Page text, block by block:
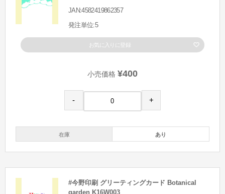
JAN:4582419862357
発注単位:5
お気に入りに登録
小売価格 ¥400
- +
在庫 あり
#今野印刷 グリーティングカード Botanical
garden K16W003